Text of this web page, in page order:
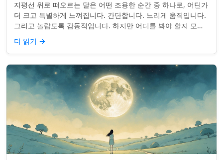
지평선 위로 떠오르는 달은 어떤 조용한 순간 중 하나로, 어딘가
더 크고 특별하게 느껴집니다. 간단합니다. 느리게 움직입니다.
그리고 놀랍도록 감동적입니다. 하지만 어디를 봐야 할지 모르
면 잡기 쉽지 않을 수 있습니...
더 읽기 →